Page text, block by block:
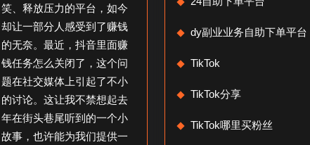
务
怎
么
关
闭
了
_
笑、释放压力的平台，如今
却让一部分人感受到了赚钱
的无奈。最近，抖音里面赚
钱任务怎么关闭了，这个问
题在社交媒体上引起了不小
的讨论。这让我不禁想起去
年在街头巷尾听到的一个小
故事，也许能为我们提供一
dy副业业务自助下单平台
TikTok
TikTok分享
TikTok哪里买粉丝